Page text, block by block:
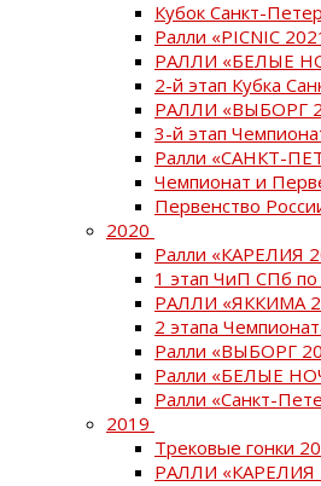
Кубок Санкт-
Ралли «PICNIC
РАЛЛИ «БЕЛЫЕ
2-й этап Кубка
РАЛЛИ «ВЫБОРГ
3-й этап
Ралли «САНКТ-
Чемпионат и
Первенство
2020
Ралли «КАРЕЛИЯ
1 этап ЧиП СПб
РАЛЛИ «ЯККИМА
2 этапа
Ралли «ВЫБОРГ
Ралли «БЕЛЫЕ
Ралли «Санкт-
2019
Трековые гонки
РАЛЛИ «КАРЕЛИЯ